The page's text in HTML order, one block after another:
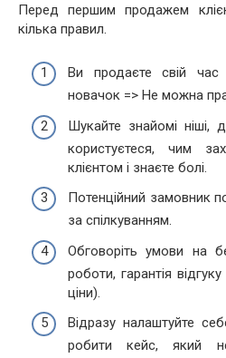
Перед першим продажем
кілька правил.
Ви продаєте свій
новачок => Не можна
Шукайте знайомі
користуєтеся, чим
клієнтом і знаєте болі.
Потенційний замовник
за спілкуванням.
Обговоріть умови на
роботи, гарантія
ціни).
Відразу налаштуйте
робити кейс, який